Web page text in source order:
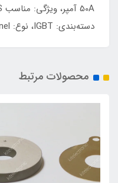
دسته‌بندی: IGBT، نوع: N-CHannel، پکیج:TO:247
محصولات مرتبط